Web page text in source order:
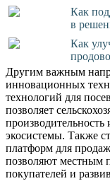
Как
в
Как
Другим важным
инновационных
технологий для
позволяет
производительность
экосистемы. Также
платформ для
позволяют местным
покупателей и